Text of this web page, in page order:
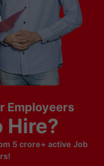
Employeers
Hire?
5 crore+ active Job